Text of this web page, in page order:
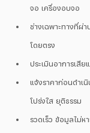
จอ เครื่องอบจอ
ช่างเฉพาะทางที่ผ่
โดยตรง
ประเมินอาการเสี
แจ้งราคาก่อนดำเ
โปร่งใส ยุติธรรม
รวดเร็ว ข้อมูลไม่